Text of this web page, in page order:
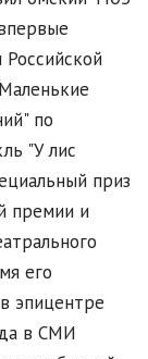
по
"У лис
приз
премии и
его
эпицентре
в СМИ